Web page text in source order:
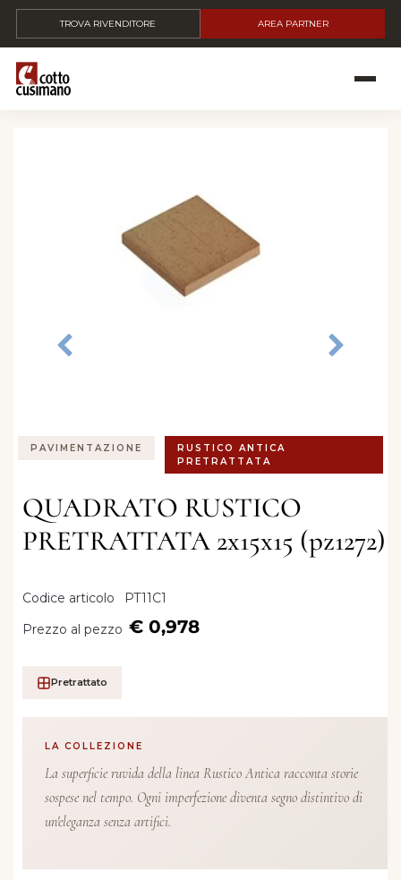
TROVA RIVENDITORE AREA PARTNER
PAVIMENTAZIONE
RUSTICO ANTICA
PRETRATTATA
QUADRATO RUSTICO
PRETRATTATA 2x15x15 (pz1272)
Codice articolo
PT11C1
Prezzo al pezzo € 0,978
Pretrattato
LA COLLEZIONE
La superficie ruvida della linea Rustico Antica racconta storie
sospese nel tempo. Ogni imperfezione diventa segno distintivo di
un'eleganza senza artifici.